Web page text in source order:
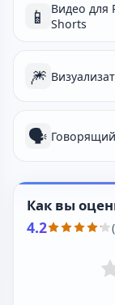
📱
Видео для
Shorts
🎆
🗣️
Как вы
4.2